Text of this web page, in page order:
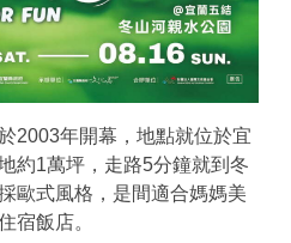
2003年開幕，地點就位於宜
約1萬坪，走路5分鐘就到冬
歐式風格，是間適合媽媽美
宿飯店。